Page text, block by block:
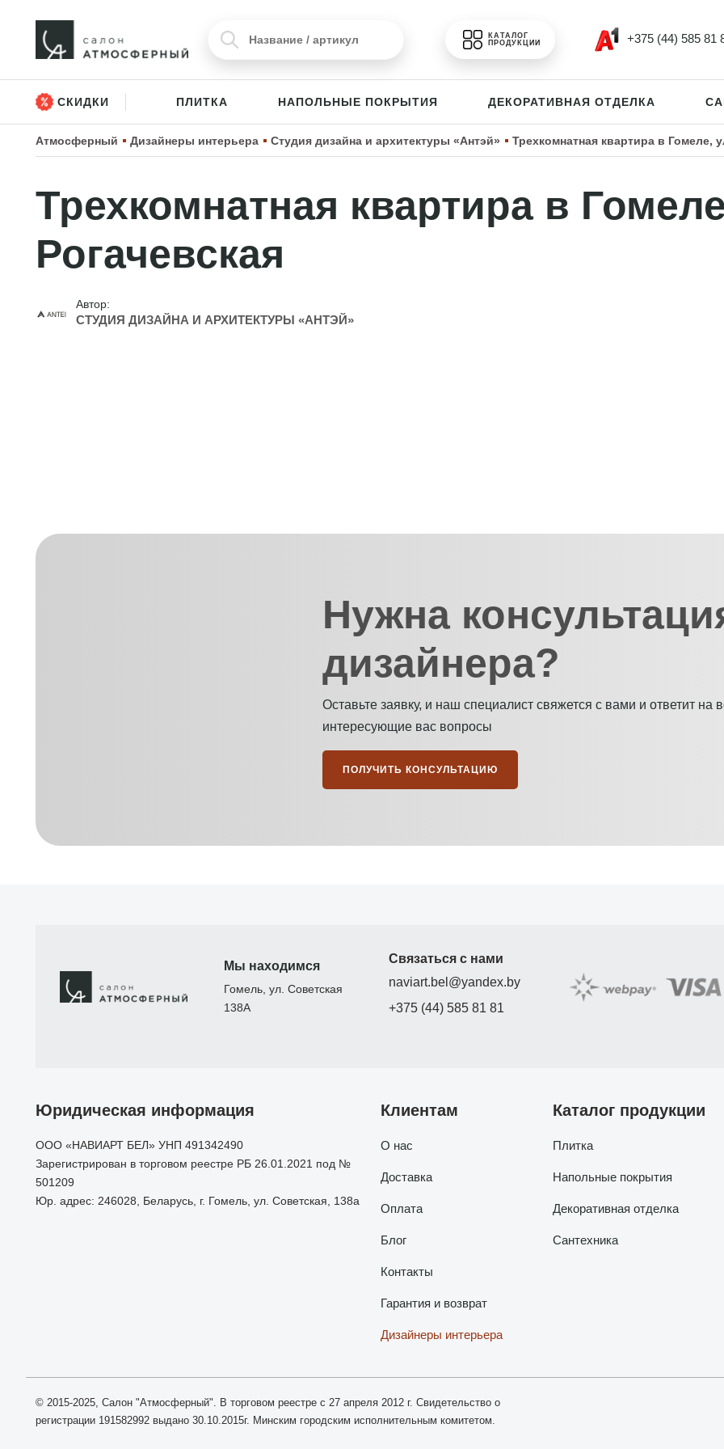
КАТАЛОГ
ПРОДУКЦИИ
+375 (44) 585 81
СКИДКИ ПЛИТКА НАПОЛЬНЫЕ ПОКРЫТИЯ ДЕКОРАТИВНАЯ ОТДЕЛКА
Атмосферный Дизайнеры интерьера Студия дизайна и архитектуры «Антэй»⁩ Трехкомнатная квартира в Гомеле,
Трехкомнатная квартира в
Рогачевская
Автор:
СТУДИЯ ДИЗАЙНА И АРХИТЕКТУРЫ «АНТЭЙ»⁩
Нужна
дизайнера?
Оставьте заявку, и наш специалист свяжется с вами и ответит на
интересующие вас вопросы
ПОЛУЧИТЬ КОНСУЛЬТАЦИЮ
Мы находимся
Гомель, ул. Советская
138А
Связаться с нами
naviart.bel@yandex.by
+375 (44) 585 81 81
Юридическая информация
ООО «НАВИАРТ БЕЛ» УНП 491342490
Зарегистрирован в торговом реестре РБ 26.01.2021 под №
501209
Юр. адрес: 246028, Беларусь, г. Гомель, ул. Советская, 138а
Клиентам
О нас
Доставка
Оплата
Блог
Контакты
Гарантия и возврат
Дизайнеры интерьера
Каталог продукции
Плитка
Напольные покрытия
Декоративная отделка
Сантехника
© 2015-2025, Салон "Атмосферный". В торговом реестре с 27 апреля 2012 г. Свидетельство о
регистрации 191582992 выдано 30.10.2015г. Минским городским исполнительным комитетом.